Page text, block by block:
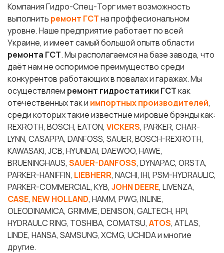
Компания Гидро-Спец-Торг имет возможность
выполнить ремонт ГСТна проффесиональном
уровне. Наше предприятие работает по всей
Украине, и имеет самый большой опытв области
ремонта ГСТ. Мы располагаемся на базе завода, что
даёт нам не оспоримое преимущество среди
конкурентов работающих в повалах и гаражах. Мы
осуществляем ремонт гидростатики ГСТкак
отечественных так и импортных производителей,
среди которых такие известные мировые брэнды как:
REXROTH, BOSCH, EATON, VICKERS, PARKER, CHAR-
LYNN, CASAPPA, DANFOSS, SAUER, BOSCH-REXROTH,
KAWASAKI, JCB, HYUNDAI, DAEWOO, HAWE,
BRUENINGHAUS, SAUER-DANFOSS, DYNAPAC, ORSTA,
PARKER-HANIFFIN, LIEBHERR, NACHI, IHI, PSM-HYDRAULIC,
PARKER-COMMERCIAL, KYB, JOHN DEERE, LIVENZA,
CASE, NEW HOLLAND, HAMM, PWG, INLINE,
OLEODINAMICA, GRIMME, DENISON, GALTECH, HPI,
HYDRAULC RING, TOSHIBA, COMATSU, ATOS, ATLAS,
LINDE, HANSA, SAMSUNG, XCMG, UCHIDA и многие
другие.